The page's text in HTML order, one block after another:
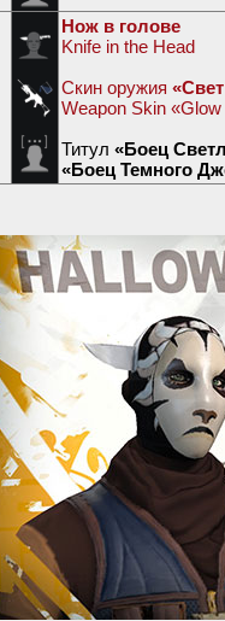
Нож в голове
Knife in the Head
Скин оружия
Weapon Skin
Титул«Боец
«Боец Темного